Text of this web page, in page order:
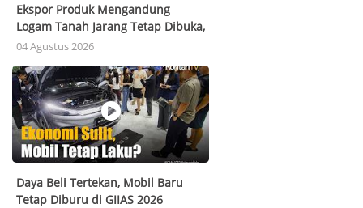
Ekspor Produk Mengandung
Logam Tanah Jarang Tetap Dibuka,
Ini Aturannya
04 Agustus 2026
Daya Beli Tertekan, Mobil Baru
Tetap Diburu di GIIAS 2026